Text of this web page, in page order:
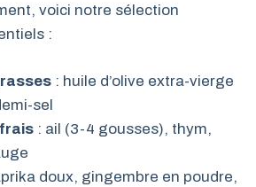
voici notre sélection
:
: huile d’olive extra-vierge
sel
: ail (3-4 gousses), thym,
doux, gingembre en poudre,